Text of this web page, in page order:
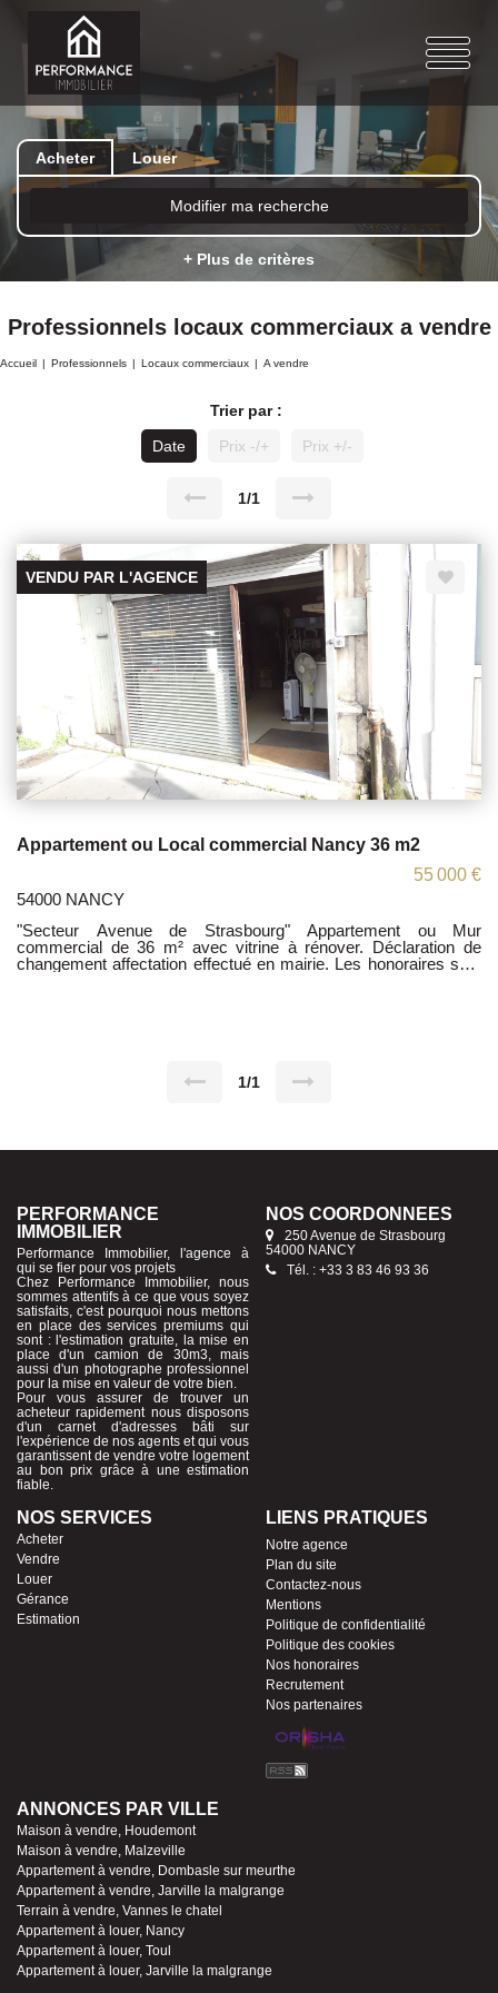
Acheter Louer
Modifier ma recherche
+ Plus de critères
Professionnels locaux commerciaux a vendre
Accueil Professionnels Locaux commerciaux A vendre
Trier par :
Date
Prix -/+ Prix +/-
1/1
VENDU PAR L'AGENCE
Appartement ou Local commercial Nancy 36 m2
55 000 €
54000 NANCY
"Secteur Avenue de Strasbourg" Appartement ou Mur
commercial de 36 m² avec vitrine à rénover. Déclaration de
changement affectation effectué en mairie. Les honoraires sont
1/1
PERFORMANCE
IMMOBILIER
Performance Immobilier, l'agence à
qui se fier pour vos projets
Chez Performance Immobilier, nous
sommes attentifs à ce que vous soyez
satisfaits, c'est pourquoi nous mettons
en place des services premiums qui
sont : l'estimation gratuite, la mise en
place d'un camion de 30m3, mais
aussi d'un photographe professionnel
pour la mise en valeur de votre bien.
Pour vous assurer de trouver un
acheteur rapidement nous disposons
d'un carnet d'adresses bâti sur
l'expérience de nos agents et qui vous
garantissent de vendre votre logement
au bon prix grâce à une estimation
fiable.
NOS COORDONNÉES
250 Avenue de Strasbourg
54000 NANCY
Tél. : +33 3 83 46 93 36
NOS SERVICES
Acheter
Vendre
Louer
Gérance
Estimation
LIENS PRATIQUES
Notre agence
Plan du site
Contactez-nous
Mentions
Politique de confidentialité
Politique des cookies
Nos honoraires
Recrutement
Nos partenaires
ANNONCES PAR VILLE
Maison à vendre, Houdemont
Maison à vendre, Malzeville
Appartement à vendre, Dombasle sur meurthe
Appartement à vendre, Jarville la malgrange
Terrain à vendre, Vannes le chatel
Appartement à louer, Nancy
Appartement à louer, Toul
Appartement à louer, Jarville la malgrange